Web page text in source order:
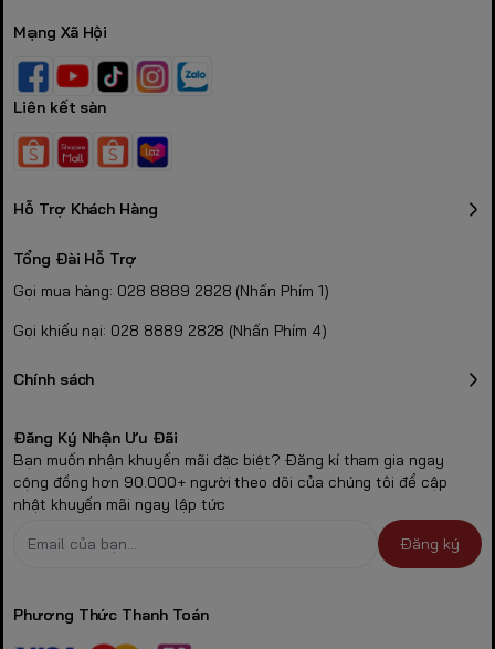
Mạng Xã Hội
Liên kết sàn
Hỗ Trợ Khách Hàng
Tổng Đài Hỗ Trợ
Gọi mua hàng: 028 8889 2828 (Nhấn Phím 1)
Gọi khiếu nại: 028 8889 2828 (Nhấn Phím 4)
Chính sách
Đăng Ký Nhận Ưu Đãi
Bạn muốn nhận khuyến mãi đặc biệt? Đăng kí tham gia ngay
cộng đồng hơn 90.000+ người theo dõi của chúng tôi để cập
nhật khuyến mãi ngay lập tức
Đăng ký
Phương Thức Thanh Toán